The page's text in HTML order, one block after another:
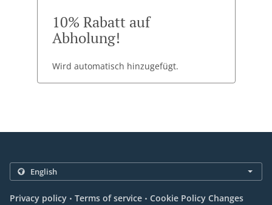
10% Rabatt auf
Abholung!
Wird automatisch hinzugefügt.
Privacy policy . Terms of service . Cookie Policy Changes